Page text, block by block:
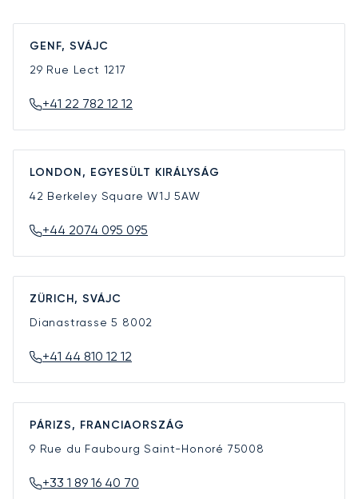
GENF, SVÁJC
29 Rue Lect 1217
+41 22 782 12 12
LONDON, EGYESÜLT KIRÁLYSÁG
42 Berkeley SquareW1J 5AW
+44 2074 095 095
ZÜRICH, SVÁJC
Dianastrasse 5 8002
+41 44 810 12 12
PÁRIZS, FRANCIAORSZÁG
9 Rue du Faubourg Saint-Honoré 75008
+33 1 89 16 40 70